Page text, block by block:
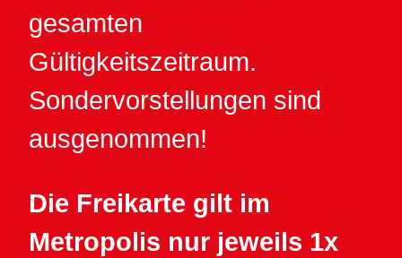
gesamten
Gültigkeitszeitraum.
Sondervorstellungen sind
ausgenommen!
Die Freikarte gilt im
Metropolis nur jeweils 1x